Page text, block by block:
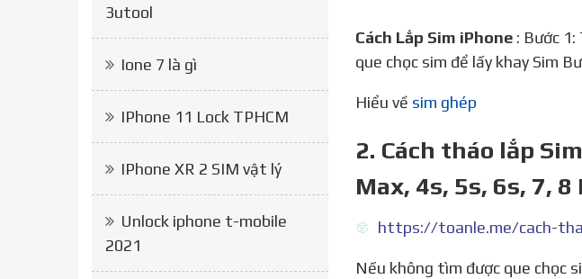
Cách Lắp Sim iPhone: Bước 1:
que chọc sim để lấy khay Sim
Hiểu về sim ghép
2. Cách tháo lắp
Max, 4s, 5s, 6s, 7, 8
https://toanle.me/cach-
Nếu không tìm được que chọc sim chính hãng, bạn có thể tìm dụng cụ kẹp giấy hoặc kim băng để làm dụng
3utool
Ione 7 là gì
IPhone 11 Lock TPHCM
IPhone XR 2 SIM vật lý
Unlock iphone t-mobile
2021